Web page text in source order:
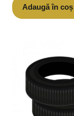
Adaugă în coș